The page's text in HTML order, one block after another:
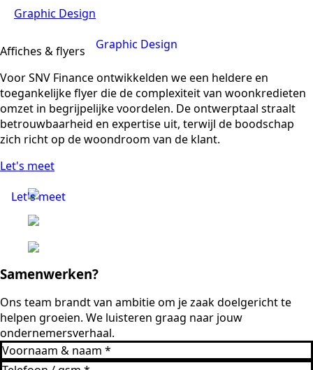
Graphic Design
Graphic Design
Affiches & flyers
Voor SNV Finance ontwikkelden we een heldere en
toegankelijke flyer die de complexiteit van woonkredieten
omzet in begrijpelijke voordelen. De ontwerptaal straalt
betrouwbaarheid en expertise uit, terwijl de boodschap
zich richt op de woondroom van de klant.
Let's meet
Let's meet
Samenwerken?
Ons team brandt van ambitie om je zaak doelgericht te
helpen groeien. We luisteren graag naar jouw
ondernemersverhaal.